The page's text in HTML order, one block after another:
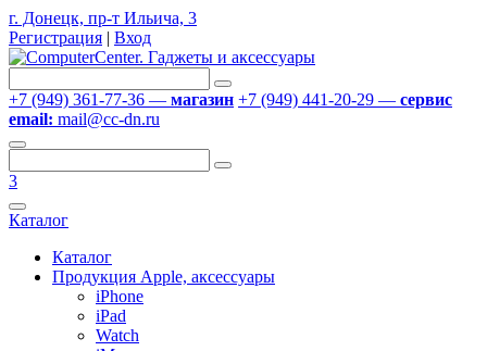
г. Донецк, пр-т Ильича, 3
Регистрация | Вход
+7 (949) 361-77-36 — магазин +7 (949) 441-20-29 — сервис
email: mail@cc-dn.ru
3
Каталог
Каталог
Продукция Apple, аксессуары
iPhone
iPad
Watch